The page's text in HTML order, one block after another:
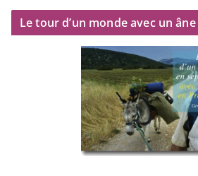
Le tour d’un monde avec un âne